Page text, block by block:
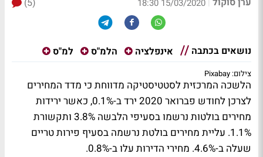
15/03/2020 18:30
(5)
נושאים בכתבה אינפלציה הלמ"ס למ"ס
צילום: Pixabay
הלשכה המרכזית לסטטיסטיקה מדווחת כי מדד המחירים
לצרכן לחודש פברואר 2020 ירד ב-0.1%, כאשר ירידות
מחירים בולטות נרשמו בסעיפי הלבשה 3.8% ותקשורת
1.1%. עליית מחירים בולטת נרשמה בסעיף פירות טריים
שעלה ב-4.6%. מחירי הדירות עלו ב-0.8%.